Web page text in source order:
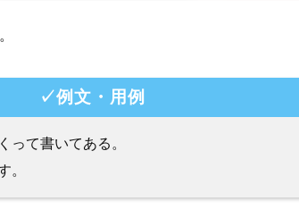
✓例文・用例
って書いてある。
。